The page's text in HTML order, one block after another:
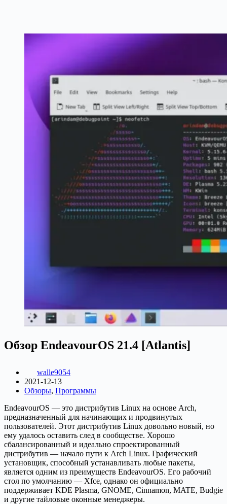
Обзор EndeavourOS 21.4 [Atlantis]
walle9054
2021-12-13
Обзоры, Программы
EndeavourOS — это дистрибутив Linux на основе Arch,
предназначенный для начинающих и продвинутых
пользователей. Этот дистрибутив Linux довольно новый, но
ему удалось оставить след в сообществе. Хорошо
сбалансированный и идеально спроектированный
дистрибутив — начало пути к Arch Linux. Графический
установщик, способный устанавливать любые пакеты,
является одним из преимуществ EndeavourOS. Его рабочий
стол по умолчанию — Xfce, однако он официально
поддерживает KDE Plasma, GNOME, Cinnamon, MATE, Budgie
и другие тайловые оконные менеджеры.